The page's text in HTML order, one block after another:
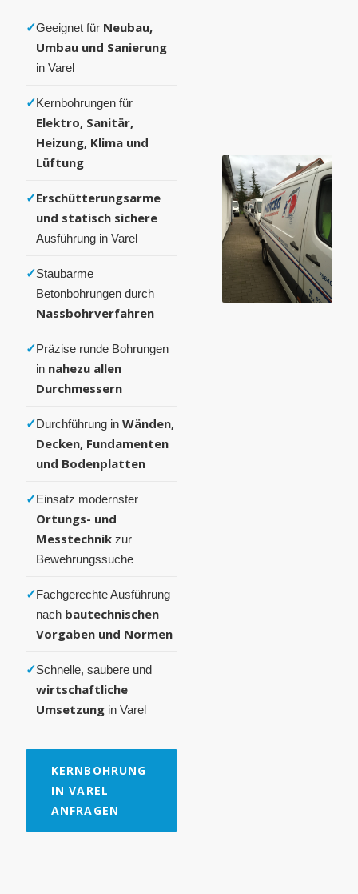
✓Geeignet für Neubau,
Umbau und Sanierung
in Varel
✓Kernbohrungen für
Elektro, Sanitär,
Heizung, Klima und
Lüftung
✓Erschütterungsarme
und statisch sichere
Ausführung in Varel
✓Staubarme
Betonbohrungen durch
Nassbohrverfahren
✓Präzise runde Bohrungen
in nahezu allen
Durchmessern
✓Durchführung in Wänden,
Decken, Fundamenten
und Bodenplatten
✓Einsatz modernster
Ortungs- und
Messtechnik zur
Bewehrungssuche
✓Fachgerechte Ausführung
nach bautechnischen
Vorgaben und Normen
✓Schnelle, saubere und
wirtschaftliche
Umsetzung in Varel
KERNBOHRUNG
IN VAREL
ANFRAGEN